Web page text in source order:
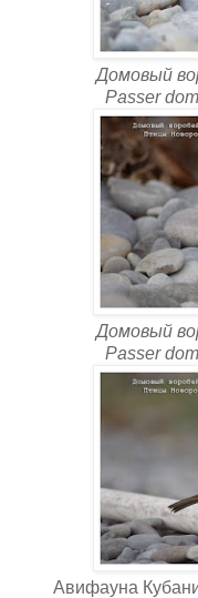
Домовый
Passer
Домовый
Passer
Авифауна